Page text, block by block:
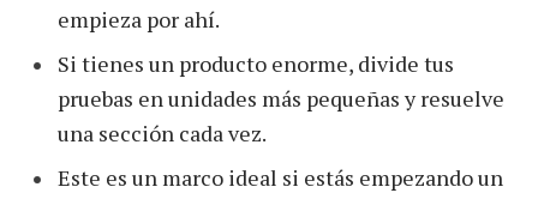
empieza por ahí.
Si tienes un producto enorme, divide tus
pruebas en unidades más pequeñas y resuelve
una sección cada vez.
Este es un marco ideal si estás empezando un